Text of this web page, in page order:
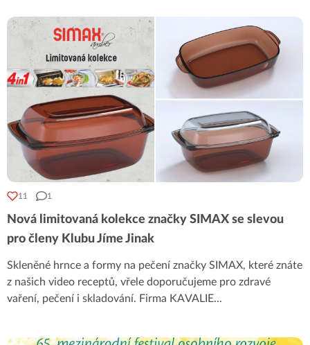
11 1
Nová limitovaná kolekce značky SIMAX se slevou
pro členy Klubu Jíme Jinak
Skleněné hrnce a formy na pečení značky SIMAX, které znáte
z našich video receptů, vřele doporučujeme pro zdravé
vaření, pečení i skladování. Firma KAVALIE...